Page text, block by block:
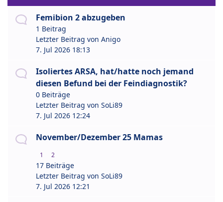
Femibion 2 abzugeben
1 Beitrag
Letzter Beitrag von Anigo
7. Jul 2026 18:13
Isoliertes ARSA, hat/hatte noch jemand
diesen Befund bei der Feindiagnostik?
0 Beiträge
Letzter Beitrag von SoLi89
7. Jul 2026 12:24
November/Dezember 25 Mamas
1 2
17 Beiträge
Letzter Beitrag von SoLi89
7. Jul 2026 12:21